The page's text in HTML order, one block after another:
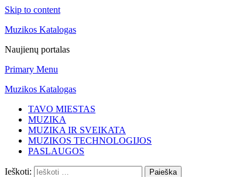
Skip to content
Muzikos Katalogas
Naujienų portalas
Primary Menu
Muzikos Katalogas
TAVO MIESTAS
MUZIKA
MUZIKA IR SVEIKATA
MUZIKOS TECHNOLOGIJOS
PASLAUGOS
Ieškoti: